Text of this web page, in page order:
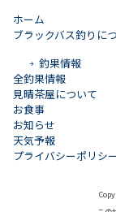
ホーム
ブラックバス釣りに
釣果情報
全釣果情報
見晴茶屋について
お食事
お知らせ
天気予報
プライバシーポリシ